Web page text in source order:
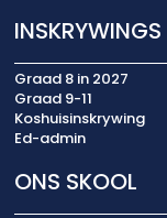
INSKRYWINGS
Graad 8 in 2027
Graad 9-11
Koshuisinskrywing
Ed-admin
ONS SKOOL